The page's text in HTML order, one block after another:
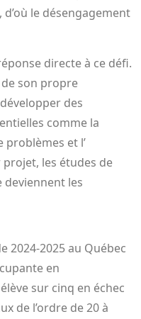
le désengagement
directe à ce défi.
son propre
des
comme la
et l’
projet, les études de
deviennent les
2024-2025 au Québec
en
sur cinq en échec
de l’ordre de 20 à